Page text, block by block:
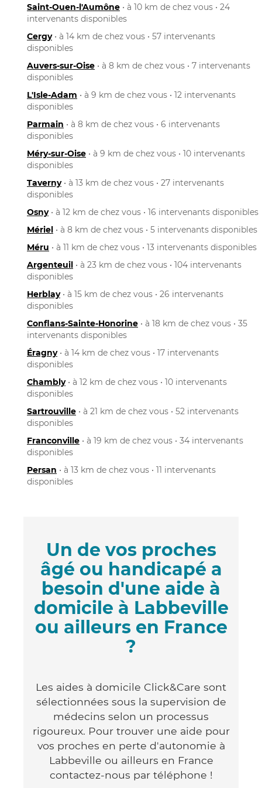
Saint-Ouen-l'Aumône • à 10 km de chez vous • 24
intervenants disponibles
Cergy• à 14 km de chez vous • 57 intervenants
disponibles
Auvers-sur-Oise • à 8 km de chez vous • 7 intervenants
disponibles
L'Isle-Adam • à 9 km de chez vous • 12 intervenants
disponibles
Parmain • à 8 km de chez vous • 6 intervenants
disponibles
Méry-sur-Oise • à 9 km de chez vous • 10 intervenants
disponibles
Taverny• à 13 km de chez vous • 27 intervenants
disponibles
Osny• à 12 km de chez vous • 16 intervenants disponibles
Mériel • à 8 km de chez vous • 5 intervenants disponibles
Méru • à 11 km de chez vous • 13 intervenants disponibles
Argenteuil • à 23 km de chez vous • 104 intervenants
disponibles
Herblay• à 15 km de chez vous • 26 intervenants
disponibles
Conflans-Sainte-Honorine • à 18 km de chez vous • 35
intervenants disponibles
Éragny• à 14 km de chez vous • 17 intervenants
disponibles
Chambly• à 12 km de chez vous • 10 intervenants
disponibles
Sartrouville • à 21 km de chez vous • 52 intervenants
disponibles
Franconville • à 19 km de chez vous • 34 intervenants
disponibles
Persan • à 13 km de chez vous • 11 intervenants
disponibles
Un de vos proches
âgé ou handicapé a
besoin d'une aide à
domicile à Labbeville
ou ailleurs en France
?
Les aides à domicile Click&Care sont
sélectionnées sous la supervision de
médecins selon un processus
rigoureux. Pour trouver une aide pour
vos proches en perte d'autonomie à
Labbeville ou ailleurs en France
contactez-nous par téléphone !